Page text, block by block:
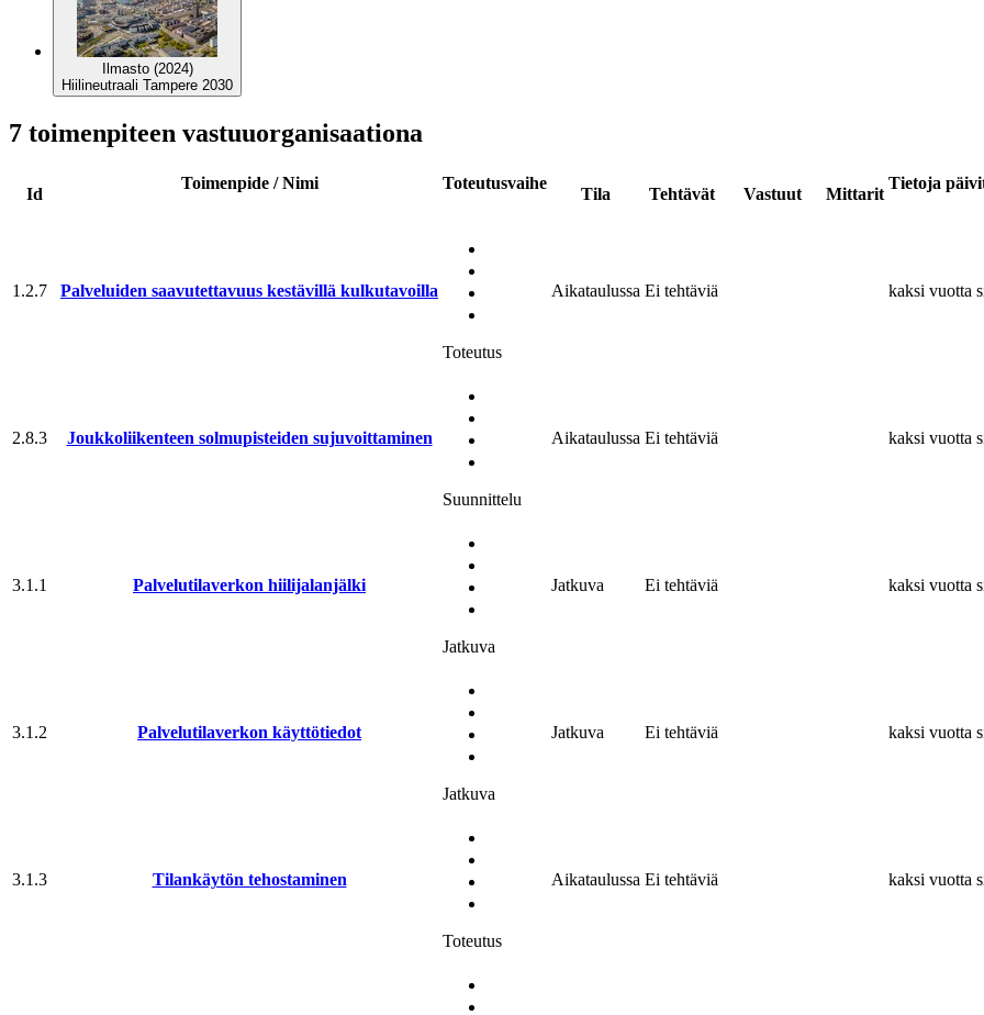
Ilmasto (2024)
Hiilineutraali Tampere 2030
7 toimenpiteen vastuuorganisaationa
Id
Toimenpide / Nimi Toteutusvaihe
Tila Tehtävät Vastuut Mittarit
Tietoja
1.2.7 Palveluiden saavutettavuus kestävillä kulkutavoilla
Toteutus
Aikataulussa Ei tehtäviä kaksi vuotta
2.8.3 Joukko­liikenteen solmupisteiden sujuvoittaminen
Suunnittelu
Aikataulussa Ei tehtäviä kaksi vuotta
3.1.1 Palvelu­tila­verkon hiilijalanjälki
Jatkuva
Jatkuva Ei tehtäviä kaksi vuotta
3.1.2 Palvelu­tila­verkon käyttötiedot
Jatkuva
Jatkuva Ei tehtäviä kaksi vuotta
3.1.3 Tilankäytön tehostaminen
Toteutus
Aikataulussa Ei tehtäviä kaksi vuotta